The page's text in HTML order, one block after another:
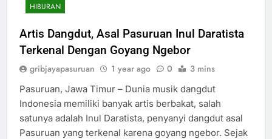
HIBURAN
Artis Dangdut, Asal Pasuruan Inul Daratista
Terkenal Dengan Goyang Ngebor
gribjayapasuruan 1 year ago 0 3 mins
Pasuruan, Jawa Timur – Dunia musik dangdut
Indonesia memiliki banyak artis berbakat, salah
satunya adalah Inul Daratista, penyanyi dangdut asal
Pasuruan yang terkenal karena goyang ngebor. Sejak